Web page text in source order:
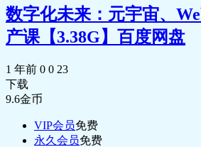
🎵 41.mp3
📄 41.pdf
🎵 42 .mp3
📄 42 .pdf
📄 43 .pdf
📄 45.pdf
🎵 46 转折.mp3
数字化未来：元宇宙、
产课【3.38G】百度网盘
1 年前 0 0 23
下载
9.6金币
VIP会员免费
永久会员免费